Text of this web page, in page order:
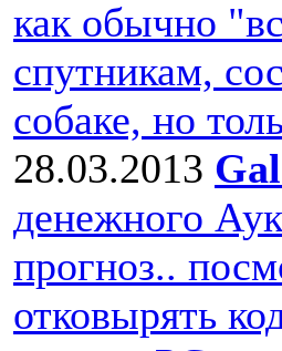
как обычно
спутникам,
собаке, но
28.03.2013
денежного
прогноз..
отковырять